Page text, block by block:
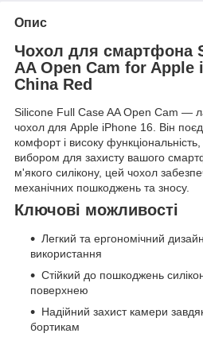
Опис
Чохол для смартфона
AA Open Cam for Apple
China Red
Silicone Full Case AA Open Cam —
чохол для Apple iPhone 16. Він
комфорт і високу
вибором для захисту вашого
м'якого силікону, цей чохол
механічних пошкоджень та зносу.
Ключові можливості
Легкий та ергономічний
використання
Стійкий до пошкоджень
поверхнею
Надійний захист камери
бортикам